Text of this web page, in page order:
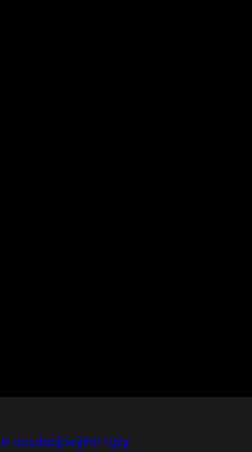
soubojovými tipy